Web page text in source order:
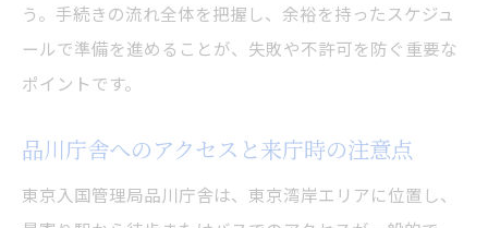
う。手続きの流れ全体を把握し、余裕を持ったスケジュ
ールで準備を進めることが、失敗や不許可を防ぐ重要な
ポイントです。
品川庁舎へのアクセスと来庁時の注意点
東京入国管理局品川庁舎は、東京湾岸エリアに位置し、